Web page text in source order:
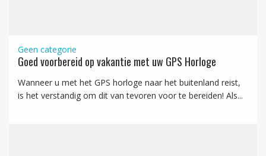
Geen categorie
Goed voorbereid op vakantie met uw GPS Horloge
Wanneer u met het GPS horloge naar het buitenland reist,
is het verstandig om dit van tevoren voor te bereiden! Als...